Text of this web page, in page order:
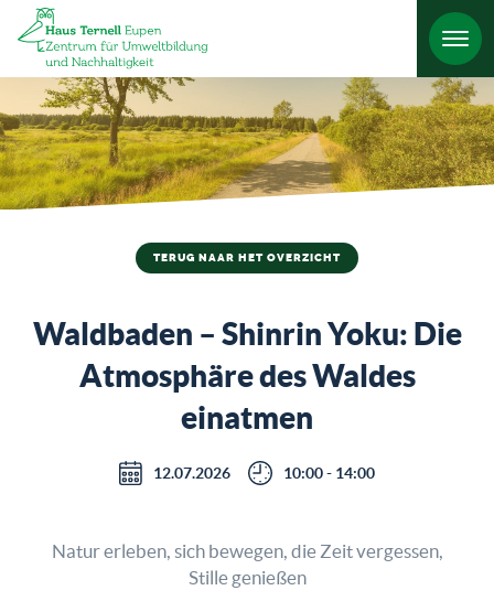
TERUG NAAR HET OVERZICHT
Waldbaden – Shinrin Yoku: Die
Atmosphäre des Waldes
einatmen
12.07.2026 10:00 - 14:00
Natur erleben, sich bewegen, die Zeit vergessen,
Stille genießen